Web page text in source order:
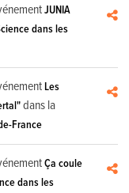
JUNIA
dans les
Les
dans la
France
Ça coule
dans les